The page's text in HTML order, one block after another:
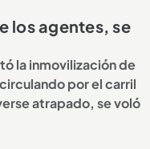
los agentes, se
la inmovilización de
por el carril
atrapado, se voló